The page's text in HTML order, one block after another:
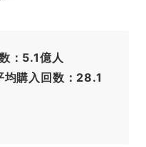
：5.1億人
均購入回数：28.1